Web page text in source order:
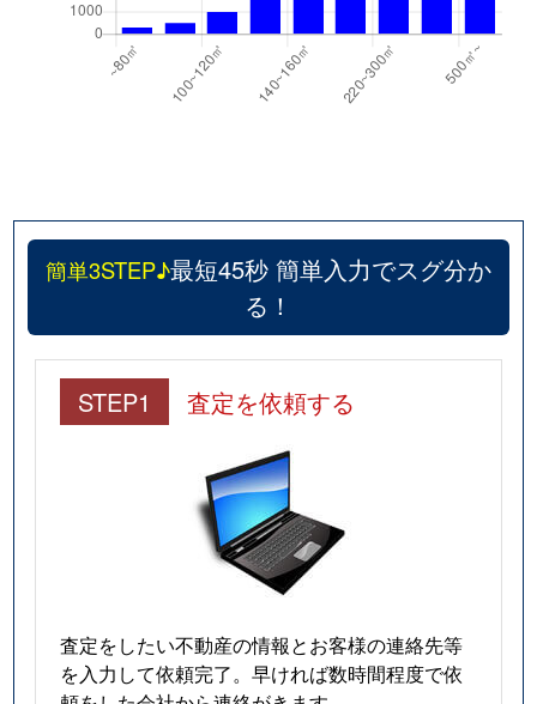
簡単3STEP♪最短45秒 簡単入力でスグ分か
る！
STEP1 査定を依頼する
査定をしたい不動産の情報とお客様の連絡先等
を入力して依頼完了。早ければ数時間程度で依